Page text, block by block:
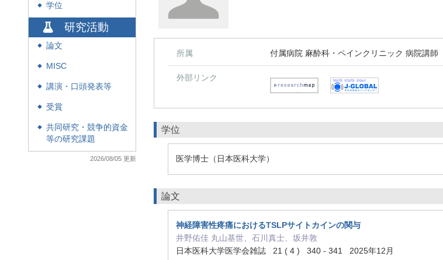
◆ 学位
研究活動
◆ 論文
◆ MISC
◆ 講演・口頭発表等
◆ 受賞
◆
共同研究・競争的資金
等の研究課題
2026/08/05 更新
所属 付属病院 麻酔科・ペインクリニック 病院講師
外部リンク
学位
医学博士（日本医科大学）
論文
神経障害性疼痛におけるTSLPサイトカインの関与
井野佑佳 丸山基世、石川真士、坂井敦
日本医科大学医学会雑誌 21 ( 4 ) 340 - 341 2025年12月